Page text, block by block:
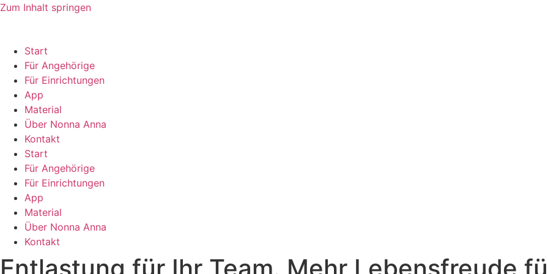
Zum Inhalt springen
Start
Für Angehörige
Für Einrichtungen
App
Material
Über Nonna Anna
Kontakt
Start
Für Angehörige
Für Einrichtungen
App
Material
Über Nonna Anna
Kontakt